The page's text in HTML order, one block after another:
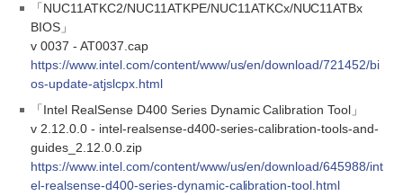
「NUC11ATKC2/NUC11ATKPE/NUC11ATKCx/NUC11ATBx
BIOS」
v 0037 - AT0037.cap
https://www.intel.com/content/www/us/en/download/721452/bi
os-update-atjslcpx.html
「Intel RealSense D400 Series Dynamic Calibration Tool」
v 2.12.0.0 - intel-realsense-d400-series-calibration-tools-and-
guides_2.12.0.0.zip
https://www.intel.com/content/www/us/en/download/645988/int
el-realsense-d400-series-dynamic-calibration-tool.html